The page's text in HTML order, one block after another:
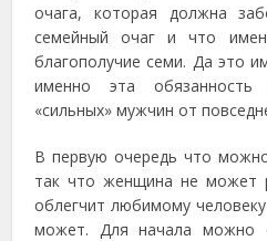
очага, которая должна
семейный очаг и что
благополучие семи. Да это
именно эта
«сильных» мужчин от
В первую очередь что
так что женщина не может
облегчит любимому
может. Для начала можно